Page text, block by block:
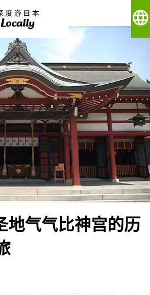
language
地气气比神宫的历